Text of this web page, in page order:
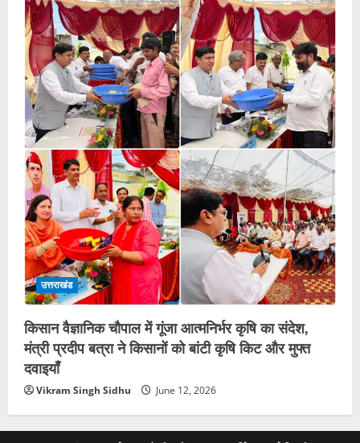
उत्तराखंड
किसान वैज्ञानिक चौपाल में गूंजा आत्मनिर्भर कृषि का संदेश,
मंत्री प्रदीप बत्रा ने किसानों को बांटी कृषि किट और मुफ्त
दवाइयाँ
Vikram Singh Sidhu June 12, 2026